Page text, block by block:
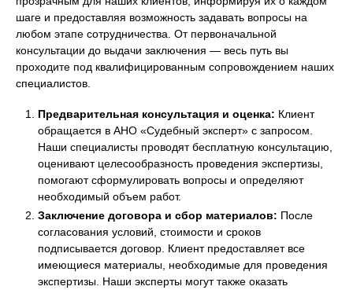
шаге и предоставляя возможность задавать вопросы на
любом этапе сотрудничества. От первоначальной
консультации до выдачи заключения — весь путь вы
проходите под квалифицированным сопровождением наших
специалистов.
Предварительная консультация и оценка: Клиент
обращается в АНО «Судебный эксперт» с запросом.
Наши специалисты проводят бесплатную консультацию,
оценивают целесообразность проведения экспертизы,
помогают сформулировать вопросы и определяют
необходимый объем работ.
Заключение договора и сбор материалов: После
согласования условий, стоимости и сроков
подписывается договор. Клиент предоставляет все
имеющиеся материалы, необходимые для проведения
экспертизы. Наши эксперты могут также оказать